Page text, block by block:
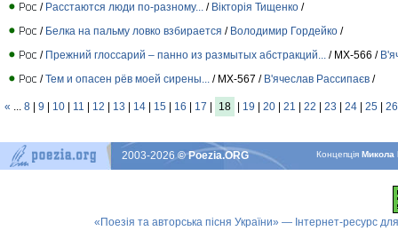
/ Расстаются люди по-разному... / Вiкторiя Тищенко /
/ Белка на пальму ловко взбирается / Володимир Гордейко /
/ Прежний глоссарий – панно из размытых абстракций... / МХ-566 /
/Тем и опасен рёв моей сирены... / МХ-567 / В'ячеслав Рассипаєв /
« 8 | 9 | 10 | 11 | 12 | 13 | 14 | 15 | 16 | 17 | 18 | 19 | 20 | 21 | 22 | 23 | 24 | 25 | 26
КонцепцiяМикола
2003-2026© Poezia.ORG
«Поезія та авторська пісня України» — Інтернет-ресурс